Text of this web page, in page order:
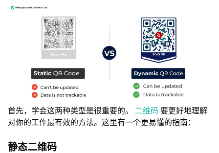
首先，学会这两种类型是很重要的。 二维码 要更好地理解
对你的工作最有效的方法。这里有一个更易懂的指南：
静态二维码